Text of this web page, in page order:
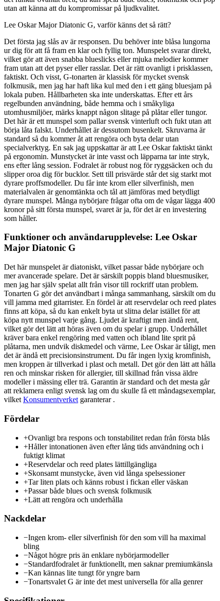
utan att känna att du kompromissar på ljudkvalitet.
Lee Oskar Major Diatonic G, varför känns det så rätt?
Det första jag slås av är responsen. Du behöver inte blåsa lungorna
ur dig för att få fram en klar och fyllig ton. Munspelet svarar direkt,
vilket gör att även snabba blueslicks eller mjuka melodier kommer
fram utan att det pyser eller rasslar. Det är rätt ovanligt i prisklassen,
faktiskt. Och visst, G-tonarten är klassisk för mycket svensk
folkmusik, men jag har haft lika kul med den i ett gäng bluesjam på
lokala puben. Hållbarheten ska inte underskattas. Efter ett års
regelbunden användning, både hemma och i småkyliga
utomhusmiljöer, märks knappt någon slitage på plåtar eller tungor.
Det här är ett munspel som pallar svensk vinterluft och fukt utan att
börja låta falskt. Underhållet är dessutom busenkelt. Skruvarna är
standard så du kommer åt att rengöra och byta delar utan
specialverktyg. En sak jag uppskattar är att Lee Oskar faktiskt tänkt
på ergonomin. Munstycket är inte vasst och läpparna tar inte stryk,
ens efter lång session. Fodralet är robust nog för ryggsäcken och du
slipper oroa dig för bucklor. Sett till prisvärde står det sig starkt mot
dyrare proffsmodeller. Du får inte krom eller silverfinish, men
materialvalen är genomtänkta och tål att jämföras med betydligt
dyrare munspel. Många nybörjare frågar ofta om de vågar lägga 400
kronor på sitt första munspel, svaret är ja, för det är en investering
som håller.
Funktioner och användarupplevelse: Lee Oskar
Major Diatonic G
Det här munspelet är diatoniskt, vilket passar både nybörjare och
mer avancerade spelare. Det är särskilt poppis bland bluesmusiker,
men jag har själv spelat allt från visor till rockriff utan problem.
Tonarten G gör det användbart i många sammanhang, särskilt om du
vill jamma med gitarrister. En fördel är att reservdelar och reed plates
finns att köpa, så du kan enkelt byta ut slitna delar istället för att
köpa nytt munspel varje gång. Ljudet är kraftigt men ändå rent,
vilket gör det lätt att höras även om du spelar i grupp. Underhållet
kräver bara enkel rengöring med vatten och ibland lite sprit på
plåtarna, men undvik diskmedel och värme, Lee Oskar är tåligt, men
det är ändå ett precisionsinstrument. Du får ingen lyxig kromfinish,
men kroppen är tillverkad i plast och metall. Det gör den lätt att hålla
ren och minskar risken för allergier, till skillnad från vissa äldre
modeller i mässing eller trä. Garantin är standard och det mesta går
att reklamera enligt svensk lag om du skulle få ett måndagsexemplar,
vilket Konsumentverket garanterar .
Fördelar
+Ovanligt bra respons och tonstabilitet redan från första blås
+Håller intonationen även efter lång tids användning och i
fuktigt klimat
+Reservdelar och reed plates lättillgängliga
+Skonsamt munstycke, även vid långa spelsessioner
+Tar liten plats och känns robust i fickan eller väskan
+Passar både blues och svensk folkmusik
+Lätt att rengöra och underhålla
Nackdelar
−Ingen krom- eller silverfinish för den som vill ha maximal
bling
−Något högre pris än enklare nybörjarmodeller
−Standardfodralet är funktionellt, men saknar premiumkänsla
−Kan kännas lite tungt för yngre barn
−Tonartsvalet G är inte det mest universella för alla genrer